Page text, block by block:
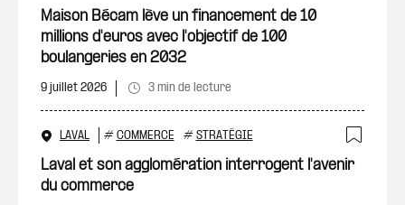
Maison Bécam lève un financement de 10
millions d'euros avec l'objectif de 100
boulangeries en 2032
9 juillet 2026 3 min de lecture
LAVAL # COMMERCE # STRATÉGIE
Laval et son agglomération interrogent l'avenir
du commerce